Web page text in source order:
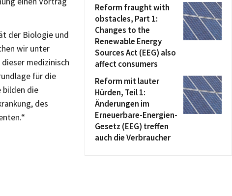
der Biologie und
wir unter
medizinisch
für die
bilden die
des
Reform fraught with
obstacles, Part 1:
Changes to the
Renewable Energy
Sources Act (EEG) also
affect consumers
Reform mit lauter
Hürden, Teil 1:
Änderungen im
Erneuerbare-Energien-
Gesetz (EEG) treffen
auch die Verbraucher